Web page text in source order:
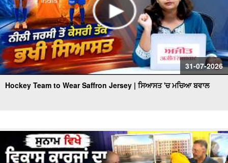
31-07-2026
Hockey Team to Wear Saffron Jersey | ਸਿਆਸਤ 'ਚ ਮਚਿਆ ਬਵਾਲ